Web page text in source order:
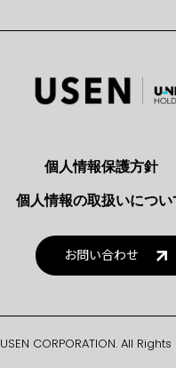
個人情報保護方針
個人情報の取扱いについ
お問い合わせ
USEN CORPORATION. All